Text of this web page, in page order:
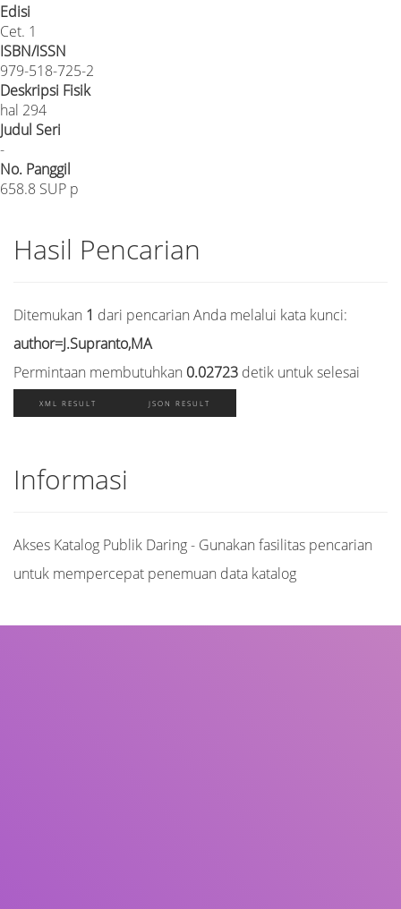
Edisi
Cet. 1
ISBN/ISSN
979-518-725-2
Deskripsi Fisik
hal 294
Judul Seri
-
No. Panggil
658.8 SUP p
Hasil Pencarian
Ditemukan 1 dari pencarian Anda melalui kata kunci:
author=J.Supranto,MA
Permintaan membutuhkan 0.02723 detik untuk selesai
XML RESULT JSON RESULT
Informasi
Akses Katalog Publik Daring - Gunakan fasilitas pencarian
untuk mempercepat penemuan data katalog